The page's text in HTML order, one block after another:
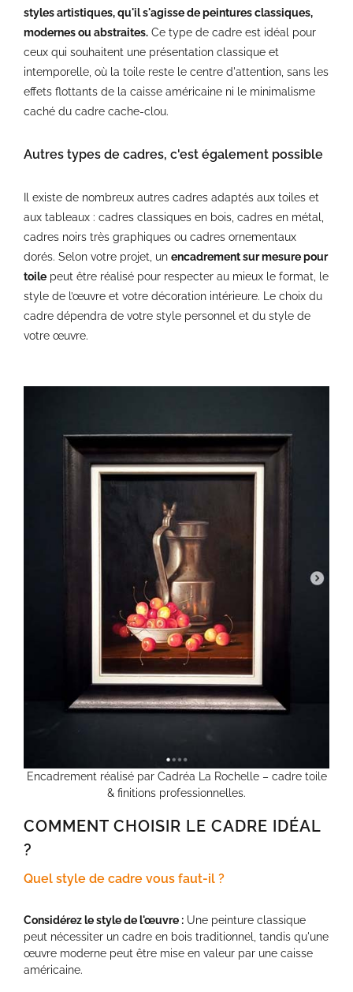
styles artistiques, qu'il s'agisse de peintures classiques,
modernes ou abstraites. Ce type de cadre est idéal pour
ceux qui souhaitent une présentation classique et
intemporelle, où la toile reste le centre d'attention, sans les
effets flottants de la caisse américaine ni le minimalisme
caché du cadre cache-clou.
Autres types de cadres, c'est également possible
Il existe de nombreux autres cadres adaptés aux toiles et
aux tableaux : cadres classiques en bois, cadres en métal,
cadres noirs très graphiques ou cadres ornementaux
dorés. Selon votre projet, un encadrement sur mesure pour
toile peut être réalisé pour respecter au mieux le format, le
style de l’œuvre et votre décoration intérieure. Le choix du
cadre dépendra de votre style personnel et du style de
votre œuvre.
Encadrement réalisé par Cadréa La Rochelle – cadre toile
& finitions professionnelles.
COMMENT CHOISIR LE CADRE IDÉAL
?
Quel style de cadre vous faut-il ?
Considérez le style de l'œuvre : Une peinture classique
peut nécessiter un cadre en bois traditionnel, tandis qu'une
œuvre moderne peut être mise en valeur par une caisse
américaine.